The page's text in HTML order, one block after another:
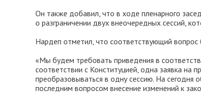
Он также добавил, что в ходе пленарного
о разграничении двух внеочередных сессий,
Нардеп отметил, что соответствующий вопрос
«Мы будем требовать приведения в
соответствии с Конституцией, одна заявка на
преобразовываться в одну сессию. На сегодня
последним вопросом внесение изменений к